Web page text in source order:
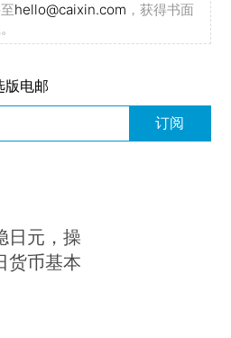
hello@caixin.com ，获得书面
版电邮
订阅
日元，操
货币基本